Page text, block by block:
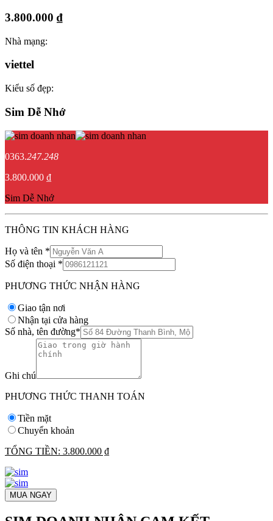
3.800.000 ₫
Nhà mạng:
viettel
Kiểu số đẹp:
Sim Dễ Nhớ
0363.247.248
3.800.000 ₫
Sim Dễ Nhớ
THÔNG TIN KHÁCH HÀNG
Họ và tên *
Số điện thoại *
PHƯƠNG THỨC NHẬN HÀNG
Giao tận nơi
Nhận tại cửa hàng
Số nhà, tên đường*
Ghi chú
PHƯƠNG THỨC THANH TOÁN
Tiền mặt
Chuyển khoản
TỔNG TIỀN: 3.800.000 ₫
MUA NGAY